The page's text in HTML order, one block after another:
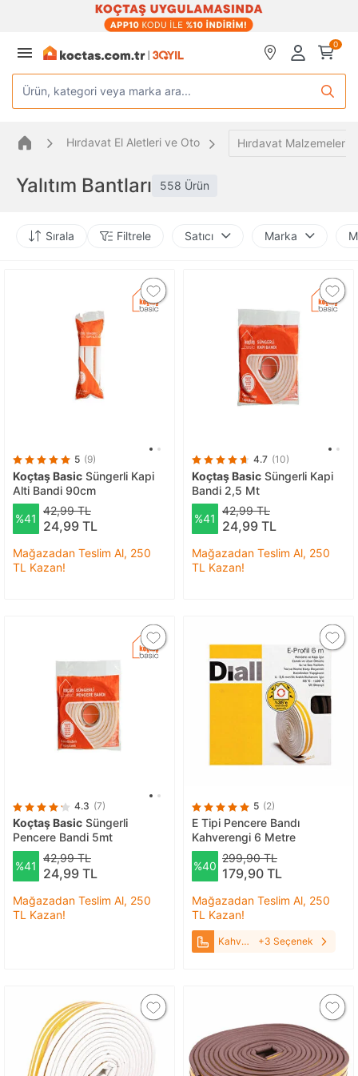
0
Ürün, kategori veya marka ara...
Hırdavat El Aletleri ve Oto Hırdavat Malzemeleri
Yalıtım Bantları 558 Ürün
Sırala Filtrele Satıcı Marka
5 (9)
Koçtaş Basic Süngerli Kapi
Alti Bandi 90cm
%41
42,99 TL
24,99 TL
Mağazadan Teslim Al, 250
TL Kazan!
4.7 (10)
Koçtaş Basic Süngerli Kapi
Bandi 2,5 Mt
%41
42,99 TL
24,99 TL
Mağazadan Teslim Al, 250
TL Kazan!
4.3 (7)
Koçtaş Basic Süngerli
Pencere Bandi 5mt
%41
42,99 TL
24,99 TL
Mağazadan Teslim Al, 250
TL Kazan!
5 (2)
E Tipi Pencere Bandı
Kahverengi 6 Metre
%40
299,90 TL
179,90 TL
Mağazadan Teslim Al, 250
TL Kazan!
Kahverengi+3 Seçenek